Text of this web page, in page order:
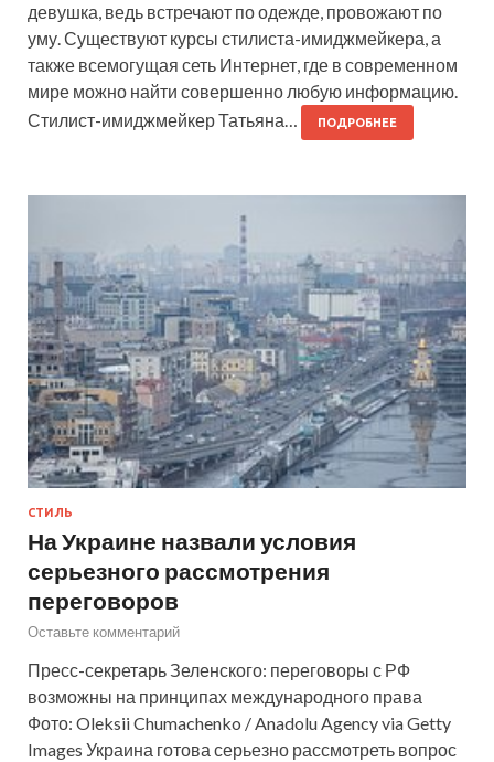
девушка, ведь встречают по одежде, провожают по
уму. Существуют курсы стилиста-имиджмейкера, а
также всемогущая сеть Интернет, где в современном
мире можно найти совершенно любую информацию.
Стилист-имиджмейкер Татьяна…
ПОДРОБНЕЕ
СТИЛЬ
На Украине назвали условия
серьезного рассмотрения
переговоров
Оставьте комментарий
Пресс-секретарь Зеленского: переговоры с РФ
возможны на принципах международного права
Фото: Oleksii Chumachenko / Anadolu Agency via Getty
Images Украина готова серьезно рассмотреть вопрос